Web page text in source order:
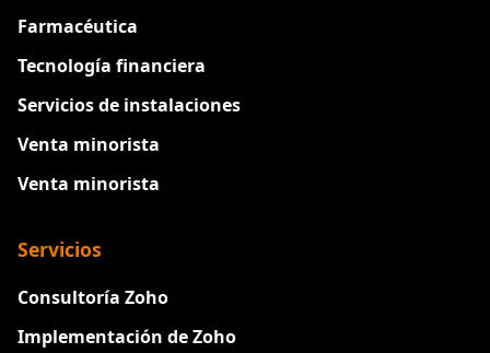
Farmacéutica
Tecnología financiera
Servicios de instalaciones
Venta minorista
Venta minorista
Servicios
Consultoría Zoho
Implementación de Zoho